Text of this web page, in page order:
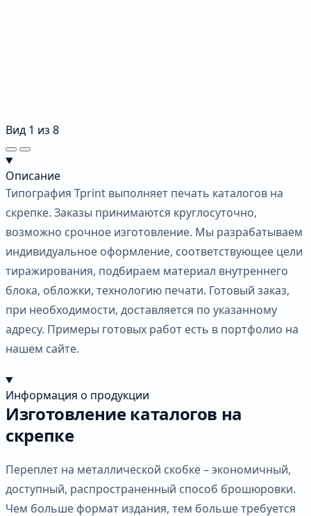
Вид 1 из 8
Описание
Типография Tprint выполняет печать каталогов на
скрепке. Заказы принимаются круглосуточно,
возможно срочное изготовление. Мы разрабатываем
индивидуальное оформление, соответствующее цели
тиражирования, подбираем материал внутреннего
блока, обложки, технологию печати. Готовый заказ,
при необходимости, доставляется по указанному
адресу. Примеры готовых работ есть в портфолио на
нашем сайте.
Информация о продукции
Изготовление каталогов на
скрепке
Переплет на металлической скобке – экономичный,
доступный, распространенный способ брошюровки.
Чем больше формат издания, тем больше требуется